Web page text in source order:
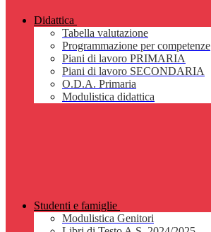
Didattica
Tabella valutazione
Programmazione per competenze
Piani di lavoro PRIMARIA
Piani di lavoro SECONDARIA
O.D.A. Primaria
Modulistica didattica
Studenti e famiglie
Modulistica Genitori